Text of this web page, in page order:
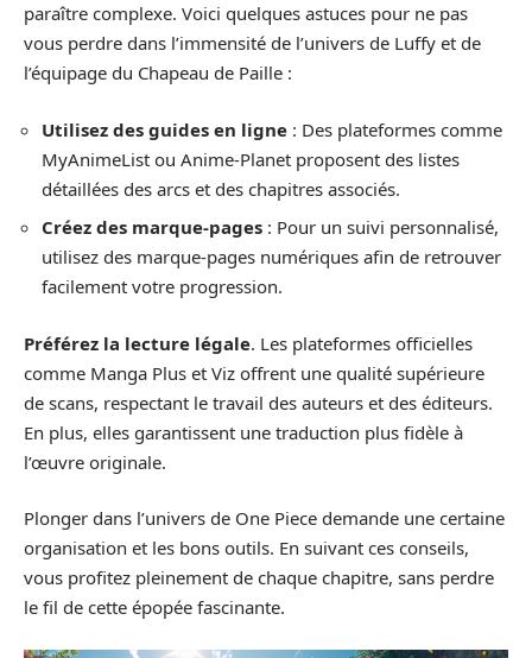
paraître complexe. Voici quelques astuces pour ne pas
vous perdre dans l’immensité de l’univers de Luffy et de
l’équipage du Chapeau de Paille :
Utilisez des guides en ligne : Des plateformes comme
MyAnimeList ou Anime-Planet proposent des listes
détaillées des arcs et des chapitres associés.
Créez des marque-pages : Pour un suivi personnalisé,
utilisez des marque-pages numériques afin de retrouver
facilement votre progression.
Préférez la lecture légale. Les plateformes officielles
comme Manga Plus et Viz offrent une qualité supérieure
de scans, respectant le travail des auteurs et des éditeurs.
En plus, elles garantissent une traduction plus fidèle à
l’œuvre originale.
Plonger dans l’univers de One Piece demande une certaine
organisation et les bons outils. En suivant ces conseils,
vous profitez pleinement de chaque chapitre, sans perdre
le fil de cette épopée fascinante.